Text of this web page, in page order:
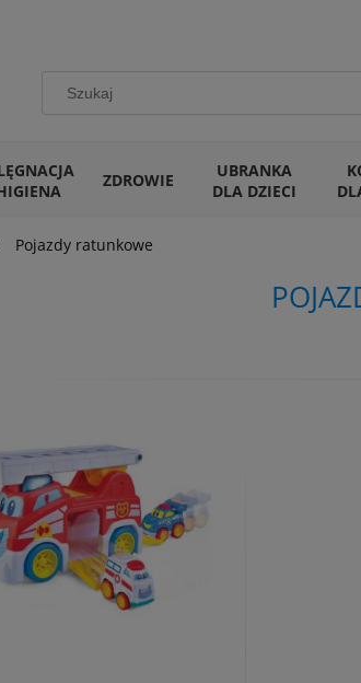
ZDROWIE
UBRANKA
DLA DZIECI
Pojazdy ratunkowe